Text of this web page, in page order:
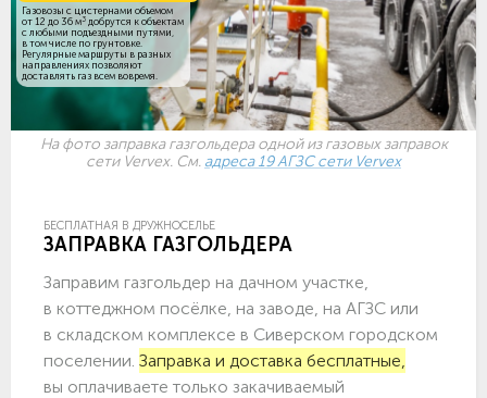
Газовозы с цистернами объемом
от 12 до 36 м3 добрутся к объектам
c любыми подъездными путями,
в том числе по грунтовке.
Регулярные маршруты в разных
направлениях позволяют
доставлять газ всем вовремя.
На фото заправка газгольдера одной из газовых заправок
сети Vervex. См. адреса 19 АГЗС сети Vervex
БЕСПЛАТНАЯ В ДРУЖНОСЕЛЬЕ
ЗАПРАВКА ГАЗГОЛЬДЕРА
Заправим газгольдер на дачном участке,
в коттеджном посёлке, на заводе, на АГЗС или
в складском комплексе в Сиверском городском
поселении. Заправка и доставка бесплатные,
вы оплачиваете только закачиваемый